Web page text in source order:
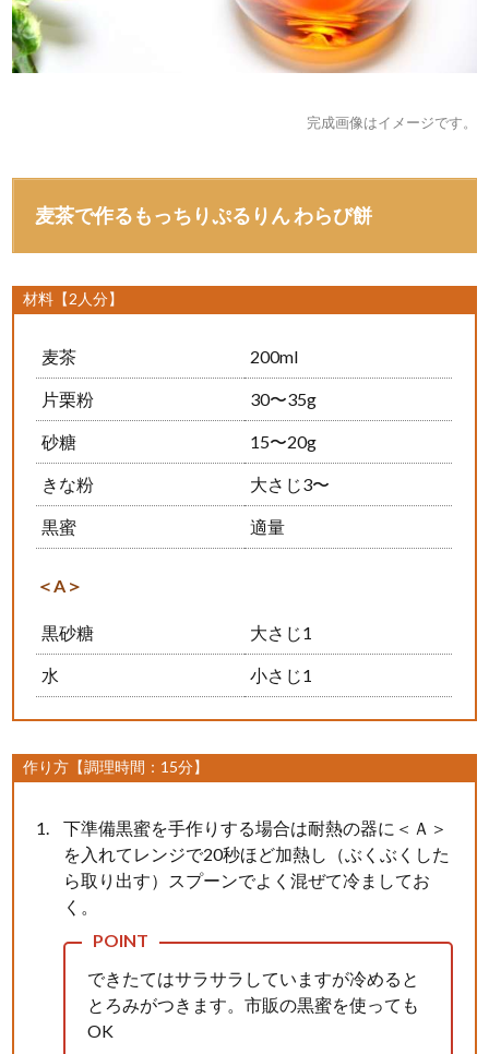
完成画像はイメージです。
麦茶で作るもっちりぷるりん わらび餅
材料【2人分】
麦茶 200ml
片栗粉 30〜35g
砂糖 15〜20g
きな粉 大さじ3〜
黒蜜 適量
＜A＞
黒砂糖 大さじ1
水 小さじ1
作り方【調理時間：15分】
下準備黒蜜を手作りする場合は耐熱の器に＜Ａ＞
を入れてレンジで20秒ほど加熱し（ぶくぶくした
ら取り出す）スプーンでよく混ぜて冷ましてお
く。
できたてはサラサラしていますが冷めると
とろみがつきます。市販の黒蜜を使っても
OK